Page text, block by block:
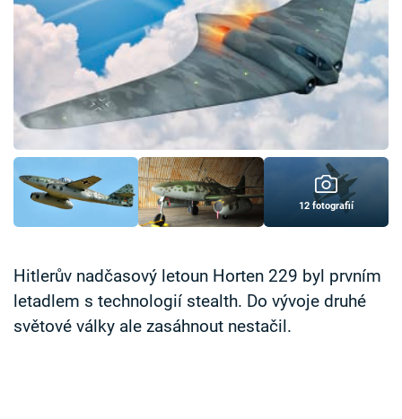
Pořady
TV Program
Časopis
Sledujte prima+
Přihlášení
Sledujte nás
12 fotografií
Hitlerův nadčasový letoun Horten 229 byl prvním
letadlem s technologií stealth. Do vývoje druhé
světové války ale zasáhnout nestačil.